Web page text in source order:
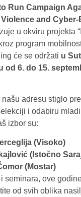
Run Campaign
and
u okviru projekta
program
će se održati u
od 6. do 15.
našu adresu stiglo
i odabiru
izbor su:
(Visoko)
(Istočno
(Mostar)
seminara, ove
od svih oblika